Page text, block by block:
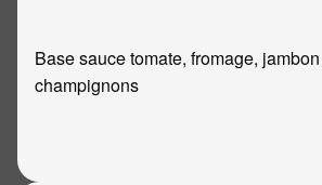
Base sauce tomate, fromage,
champignons